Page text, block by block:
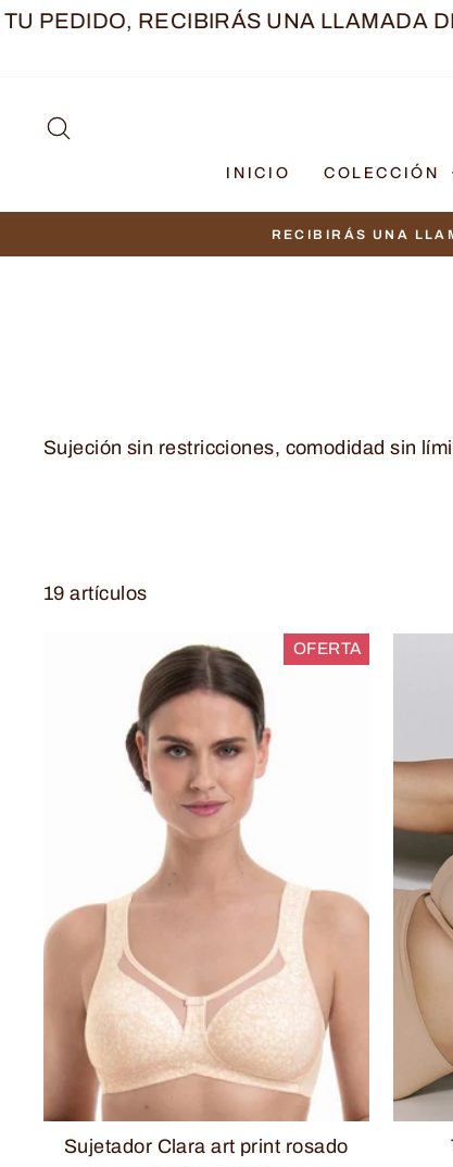
Ir
UNA LLAMADA DE UNA
INICIO COLECCIÓN
Sujeción sin restricciones, comodidad sin
19 artículos
OFERTA
Sujetador Clara art print rosado